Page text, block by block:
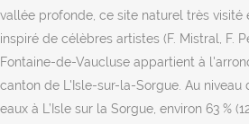
vallée profonde, ce site naturel très visité
inspiré de célèbres artistes (F. Mistral, F.
Fontaine-de-Vaucluse appartient à
canton de L'Isle-sur-la-Sorgue. Au niveau
eaux à L’Isle sur la Sorgue, environ 63 %